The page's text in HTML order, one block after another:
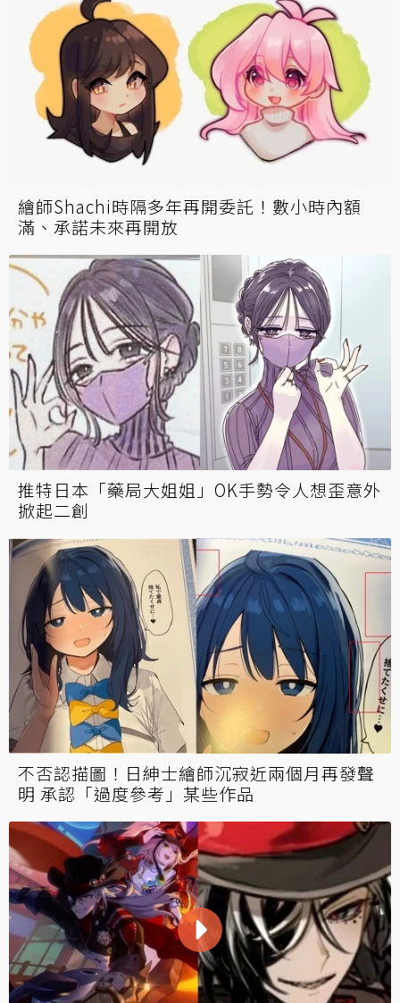
繪師Shachi時隔多年再開委託！數小時內額
滿、承諾未來再開放
推特日本「藥局大姐姐」OK手勢令人想歪意外
掀起二創
不否認描圖！日紳士繪師沉寂近兩個月再發聲
明 承認「過度參考」某些作品